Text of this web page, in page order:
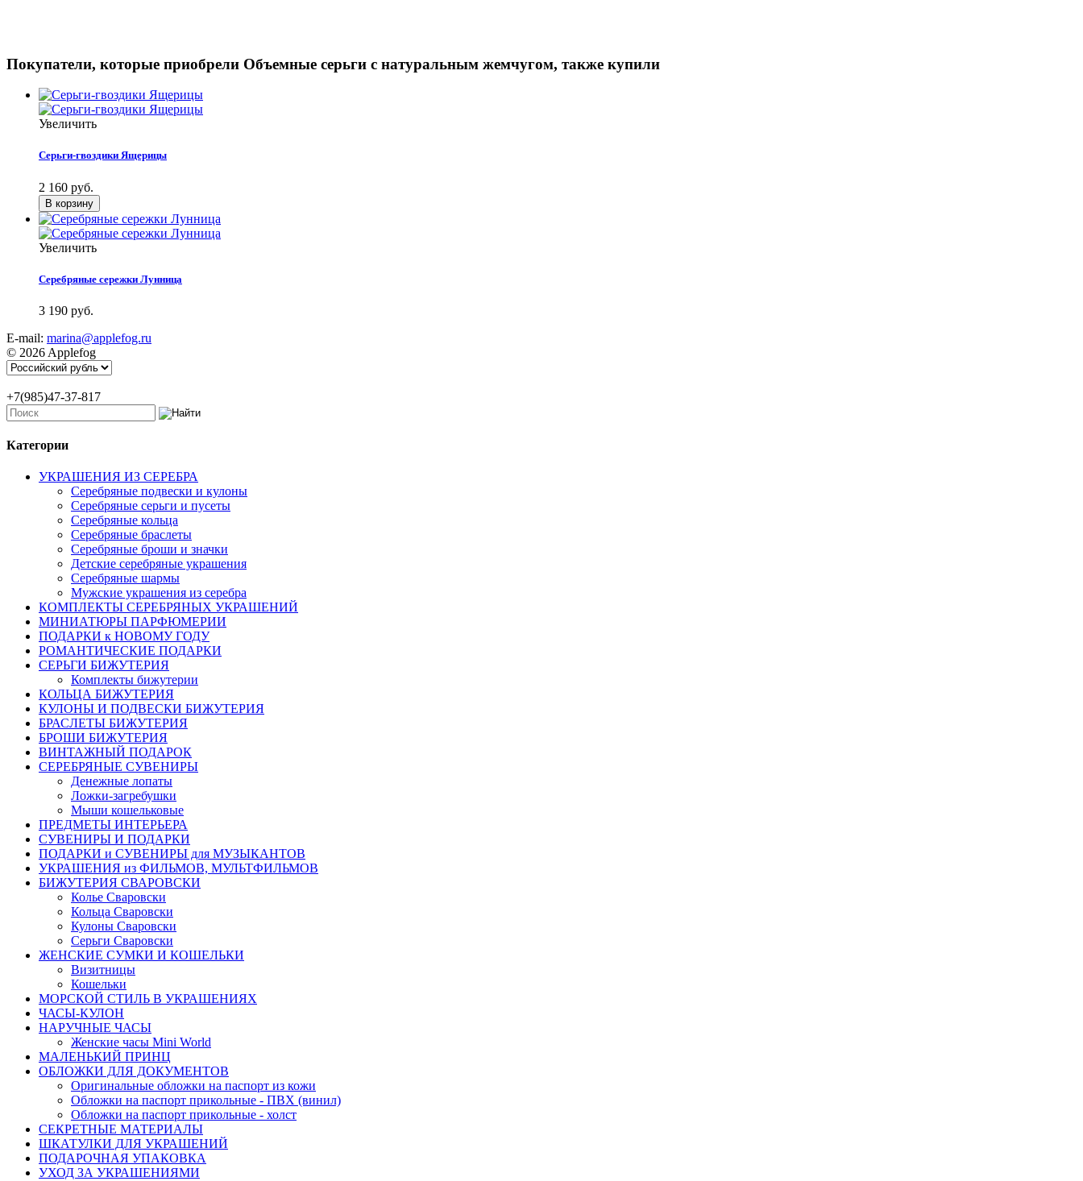
Покупатели, которые приобрели Объемные серьги с натуральным жемчугом, также купили
Увеличить
Серьги-гвоздики Ящерицы
2 160 руб.
Увеличить
Серебряные сережки Лунница
3 190 руб.
E-mail: marina@applefog.ru
© 2026 Applefog
+7(985)47-37-817
Категории
УКРАШЕНИЯ ИЗ СЕРЕБРА
Серебряные подвески и кулоны
Серебряные серьги и пусеты
Серебряные кольца
Серебряные браслеты
Серебряные броши и значки
Детские серебряные украшения
Серебряные шармы
Мужские украшения из серебра
КОМПЛЕКТЫ СЕРЕБРЯНЫХ УКРАШЕНИЙ
МИНИАТЮРЫ ПАРФЮМЕРИИ
ПОДАРКИ к НОВОМУ ГОДУ
РОМАНТИЧЕСКИЕ ПОДАРКИ
СЕРЬГИ БИЖУТЕРИЯ
Комплекты бижутерии
КОЛЬЦА БИЖУТЕРИЯ
КУЛОНЫ И ПОДВЕСКИ БИЖУТЕРИЯ
БРАСЛЕТЫ БИЖУТЕРИЯ
БРОШИ БИЖУТЕРИЯ
ВИНТАЖНЫЙ ПОДАРОК
СЕРЕБРЯНЫЕ СУВЕНИРЫ
Денежные лопаты
Ложки-загребушки
Мыши кошельковые
ПРЕДМЕТЫ ИНТЕРЬЕРА
СУВЕНИРЫ И ПОДАРКИ
ПОДАРКИ и СУВЕНИРЫ для МУЗЫКАНТОВ
УКРАШЕНИЯ из ФИЛЬМОВ, МУЛЬТФИЛЬМОВ
БИЖУТЕРИЯ СВАРОВСКИ
Колье Сваровски
Кольца Сваровски
Кулоны Сваровски
Серьги Сваровски
ЖЕНСКИЕ СУМКИ И КОШЕЛЬКИ
Визитницы
Кошельки
МОРСКОЙ СТИЛЬ В УКРАШЕНИЯХ
ЧАСЫ-КУЛОН
НАРУЧНЫЕ ЧАСЫ
Женские часы Mini World
МАЛЕНЬКИЙ ПРИНЦ
ОБЛОЖКИ ДЛЯ ДОКУМЕНТОВ
Оригинальные обложки на паспорт из кожи
Обложки на паспорт прикольные - ПВХ (винил)
Обложки на паспорт прикольные - холст
СЕКРЕТНЫЕ МАТЕРИАЛЫ
ШКАТУЛКИ ДЛЯ УКРАШЕНИЙ
ПОДАРОЧНАЯ УПАКОВКА
УХОД ЗА УКРАШЕНИЯМИ